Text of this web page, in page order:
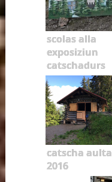
scolas alla
exposiziun
catschadurs
catscha aulta
2016